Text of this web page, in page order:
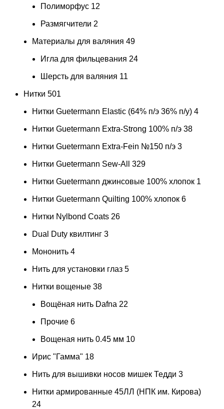
Полиморфус 12
Размягчители 2
Материалы для валяния 49
Игла для фильцевания 24
Шерсть для валяния 11
Нитки 501
Нитки Guetermann Elastic (64% п/э 36% п/у) 4
Нитки Guetermann Extra-Strong 100% п/э 38
Нитки Guetermann Extra-Fein №150 п/э 3
Нитки Guetermann Sew-All 329
Нитки Guetermann джинсовые 100% хлопок 1
Нитки Guetermann Quilting 100% хлопок 6
Нитки Nylbond Coats 26
Dual Duty квилтинг 3
Мононить 4
Нить для установки глаз 5
Нитки вощеные 38
Вощёная нить Dafna 22
Прочие 6
Вощеная нить 0.45 мм 10
Ирис "Гамма" 18
Нить для вышивки носов мишек Тедди 3
Нитки армированные 45ЛЛ (НПК им. Кирова)
24